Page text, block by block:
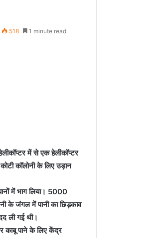
518 1 minute read
में से एक हेलीकॉप्टर
कॉलोनी के लिए उड़ान
में भाग लिया। 5000
के जंगल में पानी का छिड़काव
ली गई थी।
काबू पाने के लिए केंद्र